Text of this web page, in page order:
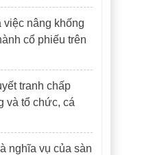
việc nâng khống
cổ phiếu trên
tranh chấp
và tổ chức, cá
nghĩa vụ của sàn